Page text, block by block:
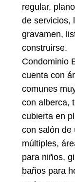
regular,
de servicios,
gravamen,
construirse.
Condominio
cuenta con
comunes
con alberca,
cubierta en
con salón de
múltiples,
para niños,
baños para